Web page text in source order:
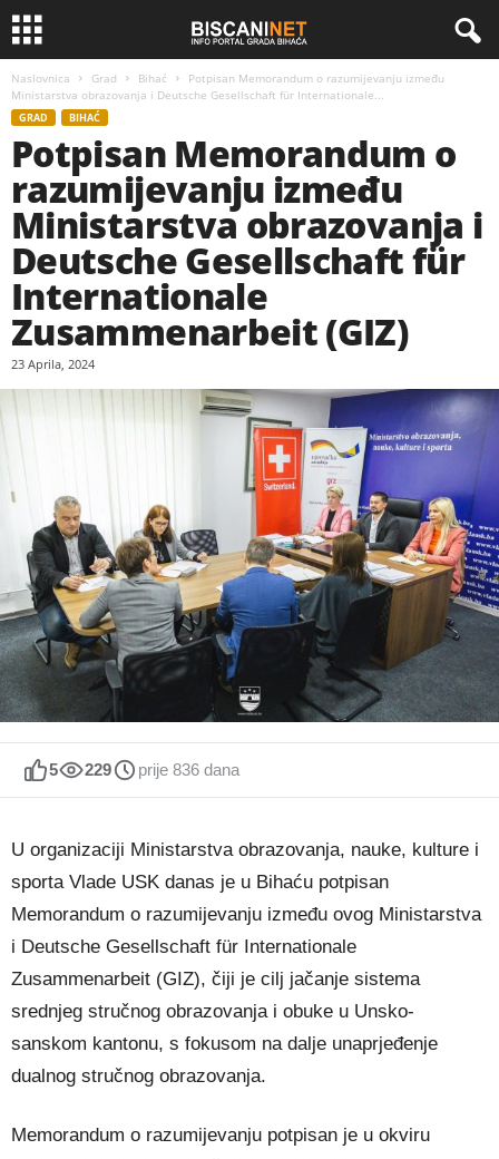
Naslovnica Grad Bihać
Potpisan Memorandum o razumijevanju između
Ministarstva obrazovanja i Deutsche Gesellschaft für Internationale...
GRAD BIHAĆ
Potpisan Memorandum o
razumijevanju između
Ministarstva obrazovanja i
Deutsche Gesellschaft für
Internationale
Zusammenarbeit (GIZ)
23 Aprila, 2024
5 229 prije 836 dana
U organizaciji Ministarstva obrazovanja, nauke, kulture i
sporta Vlade USK danas je u Bihaću potpisan
Memorandum o razumijevanju između ovog Ministarstva
i Deutsche Gesellschaft für Internationale
Zusammenarbeit (GIZ), čiji je cilj jačanje sistema
srednjeg stručnog obrazovanja i obuke u Unsko-
sanskom kantonu, s fokusom na dalje unaprjeđenje
dualnog stručnog obrazovanja.
Memorandum o razumijevanju potpisan je u okviru